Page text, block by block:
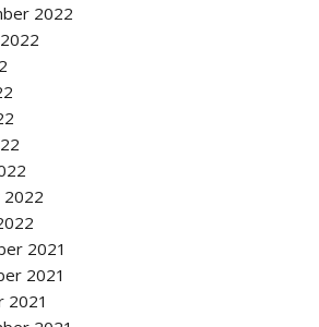
2022
2021
2021
2021